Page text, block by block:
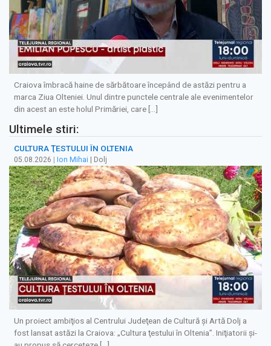
Craiova îmbracă haine de sărbătoare începând de astăzi pentru a
marca Ziua Olteniei. Unul dintre punctele centrale ale evenimentelor
din acest an este holul Primăriei, care […]
Ultimele stiri:
CULTURA ŢESTULUI ÎN OLTENIA
05.08.2026 Ion Mihai | Dolj
Un proiect ambiţios al Centrului Judeţean de Cultură şi Artă Dolj a
fost lansat astăzi la Craiova: „Cultura ţestului în Oltenia”. Iniţiatorii şi-